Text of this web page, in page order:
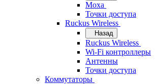
Moxa
Точки доступа
Ruckus Wireless
Назад
Ruckus Wireless
Wi-Fi контроллеры
Антенны
Точки доступа
Коммутаторы